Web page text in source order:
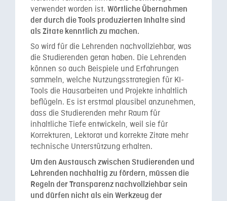
verwendet worden ist. Wörtliche Übernahmen
der durch die Tools produzierten Inhalte sind
als Zitate kenntlich zu machen.
So wird für die Lehrenden nachvollziehbar, was
die Studierenden getan haben. Die Lehrenden
können so auch Beispiele und Erfahrungen
sammeln, welche Nutzungsstrategien für KI-
Tools die Hausarbeiten und Projekte inhaltlich
beflügeln. Es ist erstmal plausibel anzunehmen,
dass die Studierenden mehr Raum für
inhaltliche Tiefe entwickeln, weil sie für
Korrekturen, Lektorat und korrekte Zitate mehr
technische Unterstützung erhalten.
Um den Austausch zwischen Studierenden und
Lehrenden nachhaltig zu fördern, müssen die
Regeln der Transparenz nachvollziehbar sein
und dürfen nicht als ein Werkzeug der